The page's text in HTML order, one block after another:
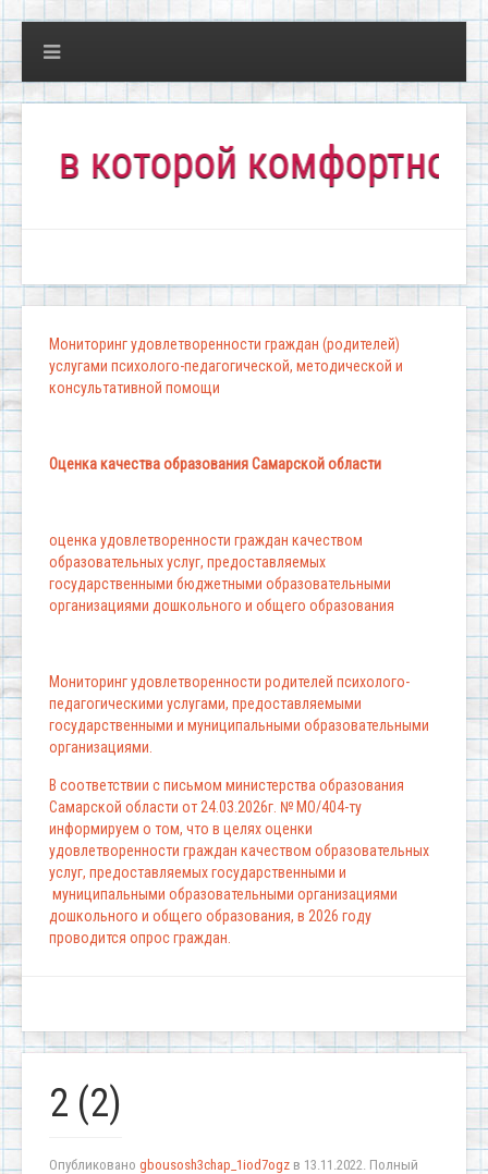
комфортно
Мониторинг удовлетворенности граждан (родителей)
услугами психолого-педагогической, методической и
консультативной помощи
Оценка качества образования Самарской области
оценка удовлетворенности граждан качеством
образовательных услуг, предоставляемых
государственными бюджетными образовательными
организациями дошкольного и общего образования
Мониторинг удовлетворенности родителей психолого-
педагогическими услугами, предоставляемыми
государственными и муниципальными образовательными
организациями.
В соответствии с письмом министерства образования
Самарской области от 24.03.2026г. № МО/404-ту
информируем о том, что в целях оценки
удовлетворенности граждан качеством образовательных
услуг, предоставляемых государственными и
муниципальными образовательными организациями
дошкольного и общего образования, в 2026 году
проводится опрос граждан.
2 (2)
Опубликовано gbousosh3chap_1iod7ogz в 13.11.2022. Полный